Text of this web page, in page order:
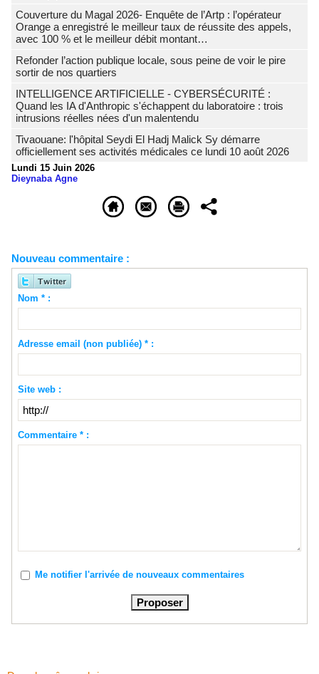
Couverture du Magal 2026- Enquête de l’Artp : l’opérateur
Orange a enregistré le meilleur taux de réussite des appels,
avec 100 % et le meilleur débit montant…
Refonder l’action publique locale, sous peine de voir le pire
sortir de nos quartiers
INTELLIGENCE ARTIFICIELLE - CYBERSÉCURITÉ :
Quand les IA d'Anthropic s'échappent du laboratoire : trois
intrusions réelles nées d'un malentendu
Tivaouane: l'hôpital Seydi El Hadj Malick Sy démarre
officiellement ses activités médicales ce lundi 10 août 2026
Lundi 15 Juin 2026
Dieynaba Agne
Nouveau commentaire :
Nom * :
Adresse email (non publiée) * :
Site web :
Commentaire * :
Me notifier l'arrivée de nouveaux commentaires